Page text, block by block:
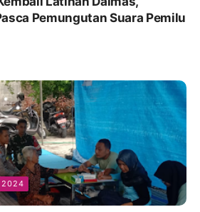
Pemungutan Suara Pemilu
2024